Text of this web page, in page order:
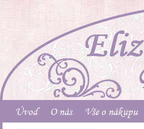
Úvod O nás Vše o nákupu